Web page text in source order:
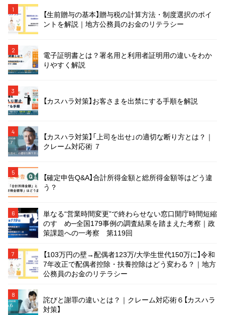
1
【生前贈与の基本】贈与税の計算方法・制度選択のポイ
ントを解説｜地方公務員のお金のリテラシー
2
電子証明書とは？署名用と利用者証明用の違いをわか
りやすく解説
3
【カスハラ対策】お客さまを出禁にする手順を解説
4
【カスハラ対策】「上司を出せ」の適切な断り方とは？｜
クレーム対応術 ７
5
【確定申告Q&A】合計所得金額と総所得金額等はどう違
う？
6
単なる“営業時間変更”で終わらせない窓口開庁時間短縮
のすゝめ─全国179事例の調査結果を踏まえた考察｜政
策課題への一考察 第119回
7
【103万円の壁→配偶者123万/大学生世代150万に】令和
7年改正で配偶者控除・扶養控除はどう変わる？｜地方
公務員のお金のリテラシー
8
詫びと謝罪の違いとは？｜クレーム対応術６【カスハラ
対策】